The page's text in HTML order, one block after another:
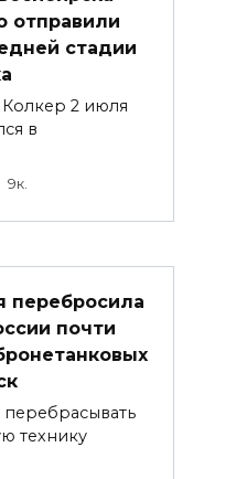
отправили
стадии
2 июля
в
9к.
почти
технику